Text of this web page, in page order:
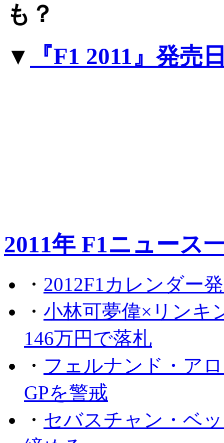
も？
▼
『F1 2011』発売
2011年 F1ニュース
・ 2012F1カレンダー
・ 小林可夢偉×リンキ
146万円で落札
・ フェルナンド・ア
GPを警戒
・ セバスチャン・ベ